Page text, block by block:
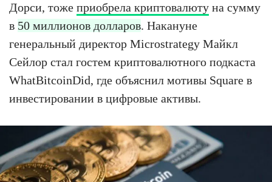
Дорси, тоже приобрела криптовалюту на сумму
в 50 миллионов долларов. Накануне
генеральный директор Microstrategy Майкл
Сейлор стал гостем криптовалютного подкаста
WhatBitcoinDid, где объяснил мотивы Square в
инвестировании в цифровые активы.